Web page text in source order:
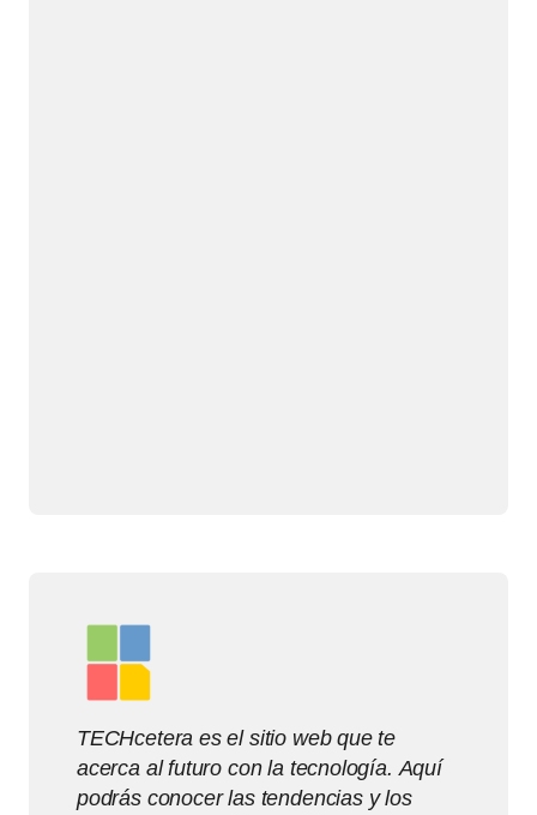
TECHcetera es el sitio web que te
acerca al futuro con la tecnología. Aquí
podrás conocer las tendencias y los